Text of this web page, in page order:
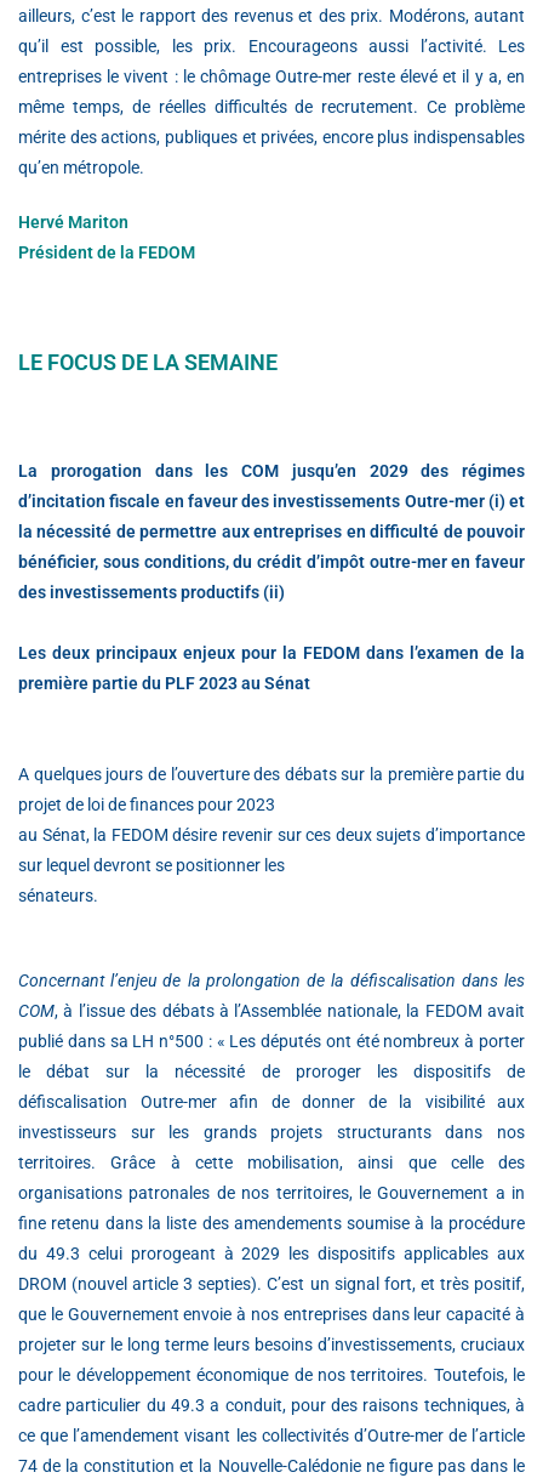
ailleurs, c’est le rapport des revenus et des prix. Modérons, autant
qu’il est possible, les prix. Encourageons aussi l’activité. Les
entreprises le vivent : le chômage Outre-mer reste élevé et il y a, en
même temps, de réelles difficultés de recrutement. Ce problème
mérite des actions, publiques et privées, encore plus indispensables
qu’en métropole.
Hervé Mariton
Président de la FEDOM
LE FOCUS DE LA SEMAINE
La prorogation dans les COM jusqu’en 2029 des régimes
d’incitation fiscale en faveur des investissements Outre-mer (i) et
la nécessité de permettre aux entreprises en difficulté de pouvoir
bénéficier, sous conditions, du crédit d’impôt outre-mer en faveur
des investissements productifs (ii)
Les deux principaux enjeux pour la FEDOM dans l’examen de la
première partie du PLF 2023 au Sénat
A quelques jours de l’ouverture des débats sur la première partie du
projet de loi de finances pour 2023
au Sénat, la FEDOM désire revenir sur ces deux sujets d’importance
sur lequel devront se positionner les
sénateurs.
Concernant l’enjeu de la prolongation de la défiscalisation dans les
COM, à l’issue des débats à l’Assemblée nationale, la FEDOM avait
publié dans sa LH n°500 : « Les députés ont été nombreux à porter
le débat sur la nécessité de proroger les dispositifs de
défiscalisation Outre-mer afin de donner de la visibilité aux
investisseurs sur les grands projets structurants dans nos
territoires. Grâce à cette mobilisation, ainsi que celle des
organisations patronales de nos territoires, le Gouvernement a in
fine retenu dans la liste des amendements soumise à la procédure
du 49.3 celui prorogeant à 2029 les dispositifs applicables aux
DROM (nouvel article 3 septies). C’est un signal fort, et très positif,
que le Gouvernement envoie à nos entreprises dans leur capacité à
projeter sur le long terme leurs besoins d’investissements, cruciaux
pour le développement économique de nos territoires. Toutefois, le
cadre particulier du 49.3 a conduit, pour des raisons techniques, à
ce que l’amendement visant les collectivités d’Outre-mer de l’article
74 de la constitution et la Nouvelle-Calédonie ne figure pas dans le